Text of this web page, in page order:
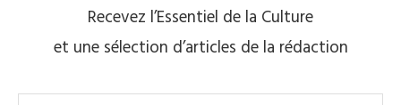
Recevez l’Essentiel de la Culture
et une sélection d’articles de la rédaction